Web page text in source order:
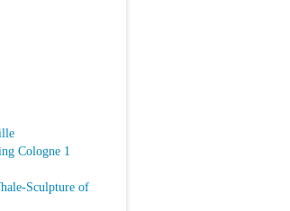
Cologne 1
Sculpture of